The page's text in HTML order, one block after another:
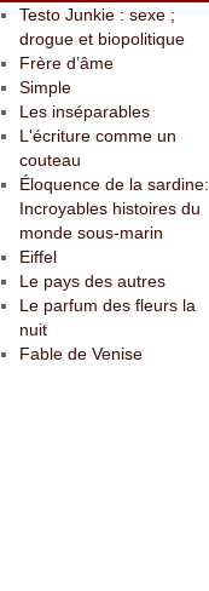
Testo Junkie : sexe ;
drogue et biopolitique
Frère d’âme
Simple
Les inséparables
L'écriture comme un
couteau
Éloquence de la sardine:
Incroyables histoires du
monde sous-marin
Eiffel
Le pays des autres
Le parfum des fleurs la
nuit
Fable de Venise